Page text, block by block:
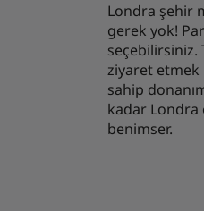
Londra şehir
gerek yok!
seçebilirsiniz.
ziyaret etmek
sahip
kadar Londra
benimser.